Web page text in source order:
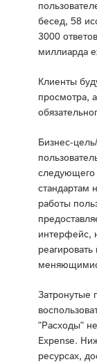
бесед, 58
3000
миллиарда
Клиенты
просмотра,
Бизнес-
следующего
стандартам
работы
интерфейс,
Затронутые
"Расходы"
Expense.
ресурсах,